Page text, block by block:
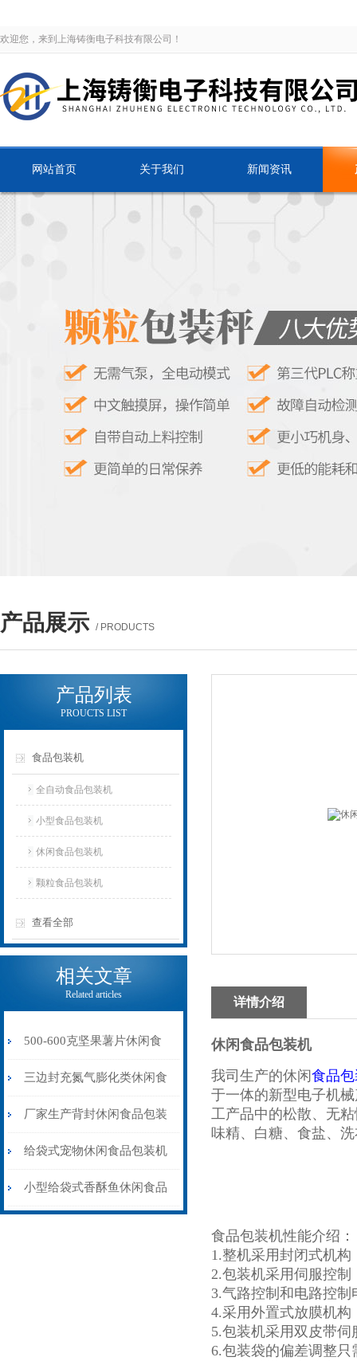
欢迎您，来到上海铸衡电子科技有限公司！
网站首页 关于我们 新闻资讯
产品展示 / PRODUCTS
产品列表
PROUCTS LIST
食品包装机
全自动食品包装机
小型食品包装机
休闲食品包装机
颗粒食品包装机
查看全部
相关文章
Related articles
500-600克坚果薯片休闲食
品包装机可充氮气
三边封充氮气膨化类休闲食
品包装机品牌
厂家生产背封休闲食品包装
机价格
给袋式宠物休闲食品包装机
配上料机
小型给袋式香酥鱼休闲食品
详情介绍
休闲食品包装机
我司生产的休闲食品
于一体的新型电子机
工产品中的松散、无
味精、白糖、食盐、
食品包装机性能介绍：
1.整机采用封闭式机
2.包装机采用伺服控
3.气路控制和电路控
4.采用外置式放膜机
5.包装机采用双皮带
6.包装袋的偏差调整